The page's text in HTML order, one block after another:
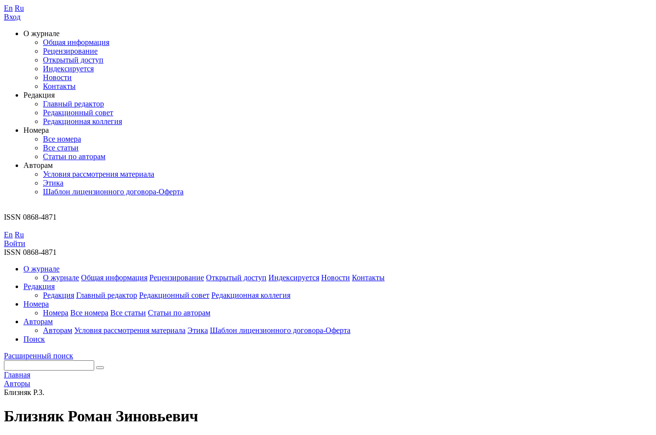
En Ru
Вход
О журнале
Общая информация
Рецензирование
Открытый доступ
Индексируется
Новости
Контакты
Редакция
Главный редактор
Редакционный совет
Редакционная коллегия
Номера
Все номера
Все статьи
Статьи по авторам
Авторам
Условия рассмотрения материала
Этика
Шаблон лицензионного договора-Оферта
ISSN 0868-4871
En Ru
Войти
ISSN 0868-4871
О журнале
О журнале Общая информация Рецензирование Открытый доступ Индексируется Новости Контакты
Редакция
Редакция Главный редактор Редакционный совет Редакционная коллегия
Номера
Номера Все номера Все статьи Статьи по авторам
Авторам
Авторам Условия рассмотрения материала Этика Шаблон лицензионного договора-Оферта
Поиск
Расширенный поиск
Главная
Авторы
Близняк Р.З.
Близняк Роман Зиновьевич